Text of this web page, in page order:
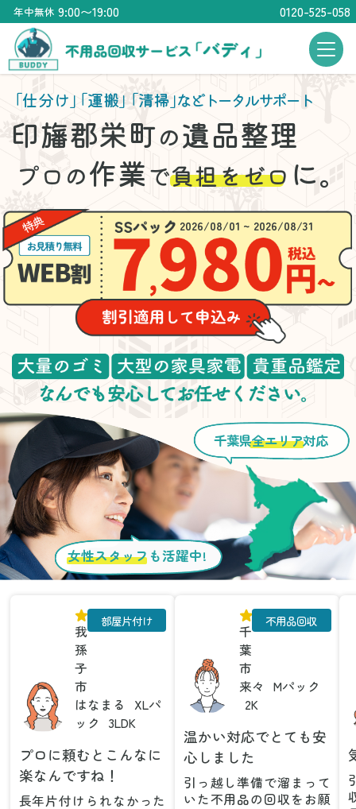
年中無休 9:00〜19:00 0120-525-058
「仕分け」「運搬」「清掃」などトータルサポート
印旛郡栄町の遺品整理
プロの作業で負担をゼロ に。
2026/08/01 ~ 2026/08/31
女性スタッフ も活躍中!
千葉県全エリア対応
我
孫
子
市
はなまる
XLパ
ック
3LDK
部屋片付け
プロに頼むとこんなに
楽なんですね！
長年片付けられなかった
千
葉
市
来々
Mパック
2K
不用品回収
温かい対応でとても安
心しました
引っ越し準備で溜まって
いた不用品の回収をお願